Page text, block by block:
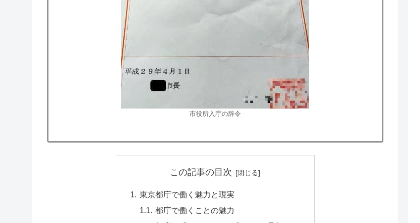
市役所入庁の辞令
この記事の目次
東京都庁で働く魅力と現実
都庁で働くことの魅力